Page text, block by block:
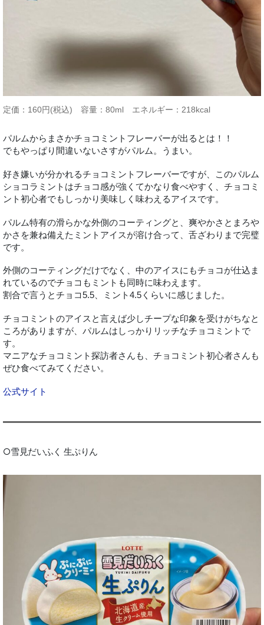
定価：160円(税込) 容量：80ml エネルギー：218kcal
パルムからまさかチョコミントフレーバーが出るとは！！
でもやっぱり間違いないさすがパルム。うまい。
好き嫌いが分かれるチョコミントフレーバーですが、このパルム
ショコラミントはチョコ感が強くてかなり食べやすく、チョコミ
ント初心者でもしっかり美味しく味わえるアイスです。
パルム特有の滑らかな外側のコーティングと、爽やかさとまろや
かさを兼ね備えたミントアイスが溶け合って、舌ざわりまで完璧
です。
外側のコーティングだけでなく、中のアイスにもチョコが仕込ま
れているのでチョコもミントも同時に味わえます。
割合で言うとチョコ5.5、ミント4.5くらいに感じました。
チョコミントのアイスと言えば少しチープな印象を受けがちなと
ころがありますが、パルムはしっかりリッチなチョコミントで
す。
マニアなチョコミント探訪者さんも、チョコミント初心者さんも
ぜひ食べてみてください。
公式サイト
○雪見だいふく 生ぷりん